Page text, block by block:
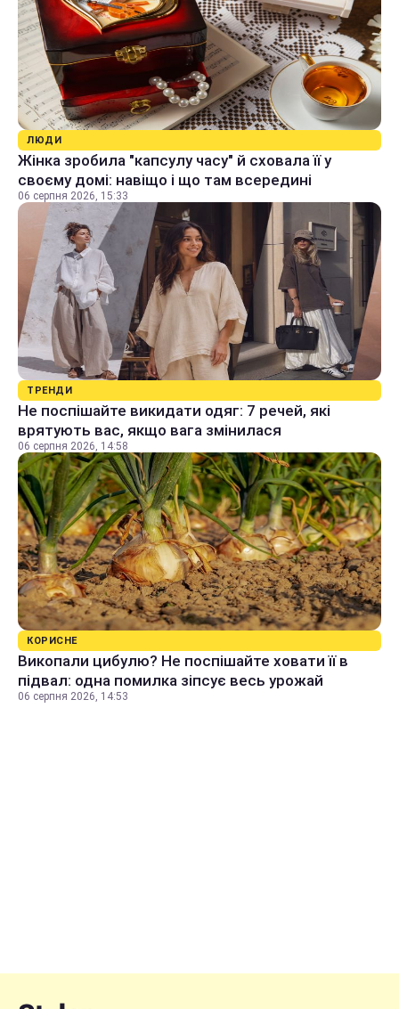
ЛЮДИ
Жінка зробила "капсулу часу" й сховала її у
своєму домі: навіщо і що там всередині
06 серпня 2026, 15:33
ТРЕНДИ
Не поспішайте викидати одяг: 7 речей, які
врятують вас, якщо вага змінилася
06 серпня 2026, 14:58
КОРИСНЕ
Викопали цибулю? Не поспішайте ховати її в
підвал: одна помилка зіпсує весь урожай
06 серпня 2026, 14:53